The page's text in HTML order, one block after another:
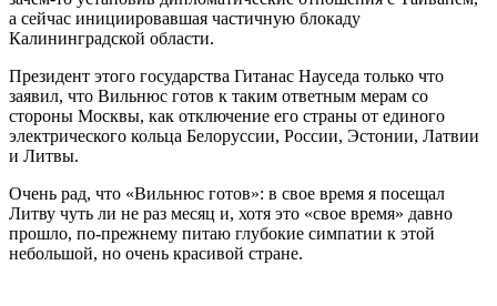
а сейчас инициировавшая частичную блокаду
Калининградской области.
Президент этого государства Гитанас Науседа только что
заявил, что Вильнюс готов к таким ответным мерам со
стороны Москвы, как отключение его страны от единого
электрического кольца Белоруссии, России, Эстонии, Латвии
и Литвы.
Очень рад, что «Вильнюс готов»: в свое время я посещал
Литву чуть ли не раз месяц и, хотя это «свое время» давно
прошло, по-прежнему питаю глубокие симпатии к этой
небольшой, но очень красивой стране.